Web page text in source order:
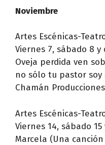
Noviembre
Artes Escénicas-
Viernes 7, sábado 8
Oveja perdida ven
no sólo tu pastor
Chamán Producciones
Artes Escénicas-
Viernes 14, sábado
Marcela (Una